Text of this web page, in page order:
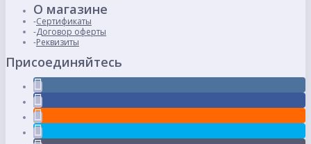
О магазине
Сертификаты
Договор оферты
Реквизиты
Присоединяйтесь